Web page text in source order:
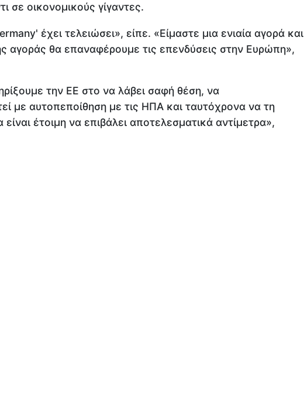
σε οικονομικούς γίγαντες.
έχει τελειώσει», είπε. «Είμαστε μια ενιαία αγορά και
αγοράς θα επαναφέρουμε τις επενδύσεις στην Ευρώπη»,
την ΕΕ στο να λάβει σαφή θέση, να
με αυτοπεποίθηση με τις ΗΠΑ και ταυτόχρονα να τη
έτοιμη να επιβάλει αποτελεσματικά αντίμετρα»,